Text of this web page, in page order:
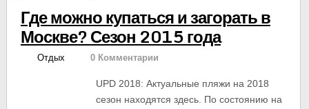
Где можно купаться и загорать в
Москве? Сезон 2015 года
Отдых 0 Комментарии
UPD 2018: Актуальные пляжи на 2018
сезон находятся здесь. По состоянию на